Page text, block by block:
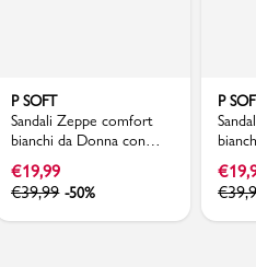
P SOFT
Sandali Zeppe comfort
bianchi da Donna con
dettaglio intrecciato P
Soft
€19,99
€39,99 -50%
P
Soft
€
€